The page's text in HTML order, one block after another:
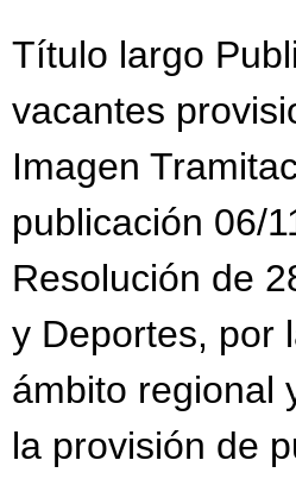
Título largo
vacantes
Imagen
publicación 06/
Resolución de
y Deportes, por
ámbito regional
la provisión de